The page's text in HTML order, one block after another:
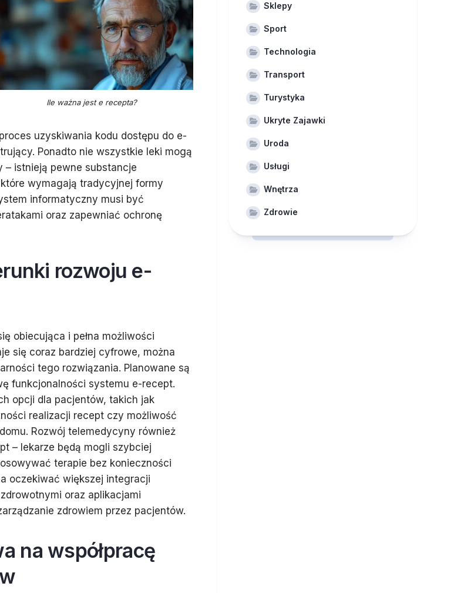
Ile ważna jest e recepta?
uzyskiwania kodu dostępu do e-
Ponadto nie wszystkie leki mogą
istnieją pewne substancje
wymagają tradycyjnej formy
informatyczny musi być
oraz zapewniać ochronę
rozwoju e-
obiecująca i pełna możliwości
się coraz bardziej cyfrowe, można
tego rozwiązania. Planowane są
funkcjonalności systemu e-recept.
opcji dla pacjentów, takich jak
realizacji recept czy możliwość
Rozwój telemedycyny również
– lekarze będą mogli szybciej
terapie bez konieczności
oczekiwać większej integracji
oraz aplikacjami
zdrowiem przez pacjentów.
na współpracę
Sklepy
Sport
Technologia
Transport
Turystyka
Ukryte Zajawki
Uroda
Usługi
Wnętrza
Zdrowie